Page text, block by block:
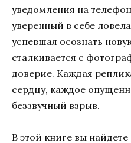
уведомления на
уверенный в себе
успевшая осознать
сталкивается с
доверие. Каждая
сердцу, каждое
беззвучный взрыв.
В этой книге вы найдете